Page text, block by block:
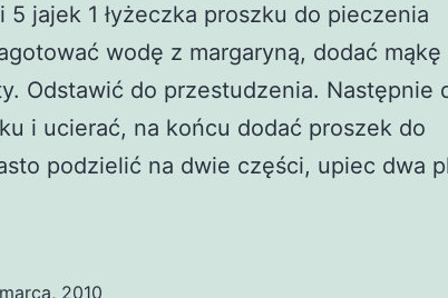
5 jajek 1 łyżeczka proszku do pieczenia
wodę z margaryną, dodać mąkę
Odstawić do przestudzenia. Następnie
i ucierać, na końcu dodać proszek do
podzielić na dwie części, upiec dwa
2010